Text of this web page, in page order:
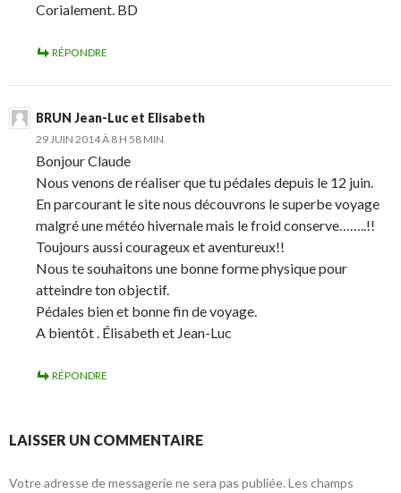
Corialement. BD
RÉPONDRE
BRUN Jean-Luc et Elisabeth
29 JUIN 2014 À 8 H 58 MIN
Bonjour Claude
Nous venons de réaliser que tu pédales depuis le 12 juin.
En parcourant le site nous découvrons le superbe voyage
malgré une météo hivernale mais le froid conserve……..!!
Toujours aussi courageux et aventureux!!
Nous te souhaitons une bonne forme physique pour
atteindre ton objectif.
Pédales bien et bonne fin de voyage.
A bientôt . Élisabeth et Jean-Luc
RÉPONDRE
LAISSER UN COMMENTAIRE
Votre adresse de messagerie ne sera pas publiée. Les champs